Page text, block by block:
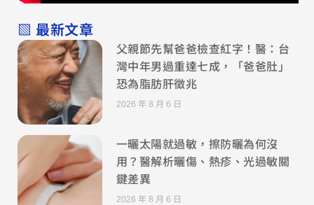
▧ 最新文章
父親節先幫爸爸檢查紅字！醫：台
灣中年男過重達七成，「爸爸肚」
恐為脂肪肝徵兆
2026 年 8 月 6 日
一曬太陽就過敏，擦防曬為何沒
用？醫解析曬傷、熱疹、光過敏關
鍵差異
2026 年 8 月 6 日